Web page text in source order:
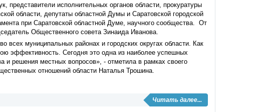
представители исполнительных органов области, прокуратуры
области, депутаты областной Думы и Саратовской городской
при Саратовской областной Думе, научного сообщества. От
Общественного совета Зинаида Иванова.
муниципальных районах и городских округах области. Как
эффективность. Сегодня это одна из наиболее успешных
и решения местных вопросов», - отметила в рамках своего
отношений области Наталья Трошина.
Читать далее...